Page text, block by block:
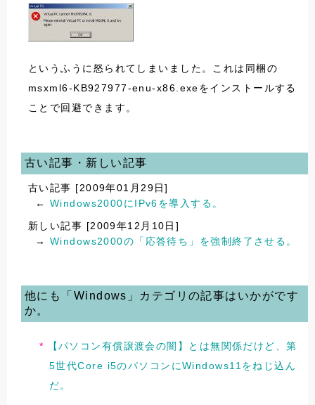
というふうに怒られてしまいました。これは同梱の
msxml6-KB927977-enu-x86.exeをインストールする
ことで回避できます。
古い記事・新しい記事
古い記事 [2009年01月29日]
← Windows2000にIPv6を導入する。
新しい記事 [2009年12月10日]
→ Windows2000の「応答待ち」を強制終了させる。
他にも「Windows」カテゴリの記事はいかがです
か。
【パソコン有償譲渡会の闇】とは無関係だけど、第
5世代Core i5のパソコンにWindows11をねじ込ん
だ。